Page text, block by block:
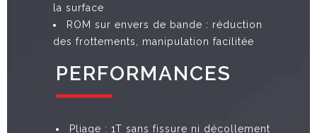
la surface
ROM sur envers de bande : réduction
des frottements, manipulation facilitée
PERFORMANCES
Pliage : 1T sans fissure ni décollement